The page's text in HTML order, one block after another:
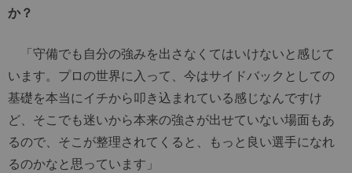
か？
「守備でも自分の強みを出さなくてはいけないと感じて
います。プロの世界に入って、今はサイドバックとしての
基礎を本当にイチから叩き込まれている感じなんですけ
ど、そこでも迷いから本来の強さが出せていない場面もあ
るので、そこが整理されてくると、もっと良い選手になれ
るのかなと思っています」